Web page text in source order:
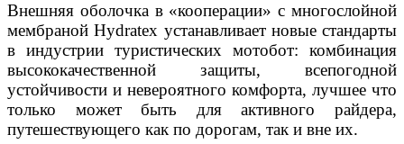
Внешняя оболочка в «кооперации» с многослойной
мембраной Hydratex устанавливает новые стандарты
в индустрии туристических мотобот: комбинация
высококачественной защиты, всепогодной
устойчивости и невероятного комфорта, лучшее что
только может быть для активного райдера,
путешествующего как по дорогам, так и вне их.